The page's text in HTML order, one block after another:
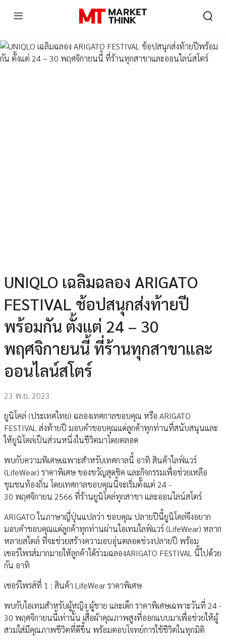
UNIQLO เฉลิมฉลอง ARIGATO
FESTIVAL ช้อปสนุกส่งท้ายปี
พร้อมกัน ตั้งแต่ 24 – 30
พฤศจิกายนนี้ ที่ร้านทุกสาขาและ
ออนไลน์สโตร์
23 พ.ย. 2023
ยูนิโคล่ (ประเทศไทย) ฉลองเทศกาลขอบคุณ หรือ ARIGATO
FESTIVAL ส่งท้ายปี มอบคำขอบคุณแด่ลูกค้าทุกท่านที่สนับสนุนและ
ให้ยูนิโคล่เป็นส่วนหนึ่งในชีวิตมาโดยตลอด
พบกับความพิเศษเฉพาะสำหรับเทศกาลนี้ อาทิ สินค้าไลฟ์แวร์
(LifeWear) ราคาพิเศษ ของขวัญสุดชิค และกิจกรรมเพื่อช่วยเหลือ
ชุมชนท้องถิ่น โดยเทศกาลขอบคุณนี้จะเริ่มตั้งแต่ 24 -
30 พฤศจิกายน 2566 ที่ร้านยูนิโคล่ทุกสาขา และออนไลน์สโตร์
ARIGATO ในภาษาญี่ปุ่นแปลว่า ขอบคุณ ปลายปีนี้ยูนิโคล่จึงอยาก
มอบคำขอบคุณแด่ลูกค้าทุกท่านผ่านไอเทมไลฟ์แวร์ (LifeWear) หลาก
หลายสไตล์ ที่จะช่วยสร้างความอบอุ่นตลอดช่วงปลายปี พร้อม
เซอร์ไพรส์มากมายให้ลูกค้าได้ร่วมฉลองARIGATO FESTIVAL นี้ไปด้วย
กัน อาทิ
เซอร์ไพรส์ที่ 1 : สินค้า LifeWear ราคาพิเศษ
พบกับไอเทมสำหรับผู้หญิง ผู้ชาย และเด็ก ราคาพิเศษเฉพาะวันที่ 24 -
30 พฤศจิกายนนี้เท่านั้น เสื้อผ้าคุณภาพสูงที่ออกแบบมาเพื่อช่วยให้ผู้
สวมใส่มีคุณภาพชีวิตที่ดีขึ้น พร้อมตอบโจทย์การใช้ชีวิตในทุกมิติ